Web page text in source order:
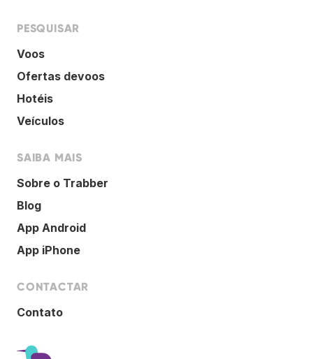
PESQUISAR
Voos
Ofertas devoos
Hotéis
Veículos
SAIBA MAIS
Sobre o Trabber
Blog
App Android
App iPhone
CONTACTAR
Contato